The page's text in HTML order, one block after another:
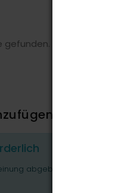
gefunden.
abgeben oder Fragen stellen.